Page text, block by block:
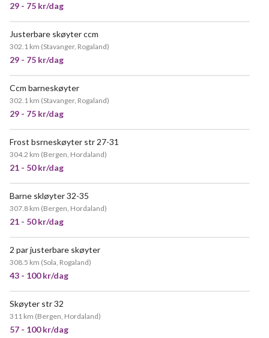
29 - 75 kr/dag
Justerbare skøyter ccm
302.1 km (Stavanger, Rogaland)
29 - 75 kr/dag
Ccm barneskøyter
302.1 km (Stavanger, Rogaland)
29 - 75 kr/dag
Frost bsrneskøyter str 27-31
304.2 km (Bergen, Hordaland)
21 - 50 kr/dag
Barne skløyter 32-35
307.8 km (Bergen, Hordaland)
21 - 50 kr/dag
2 par justerbare skøyter
308.5 km (Sola, Rogaland)
43 - 100 kr/dag
Skøyter str 32
311 km (Bergen, Hordaland)
57 - 100 kr/dag